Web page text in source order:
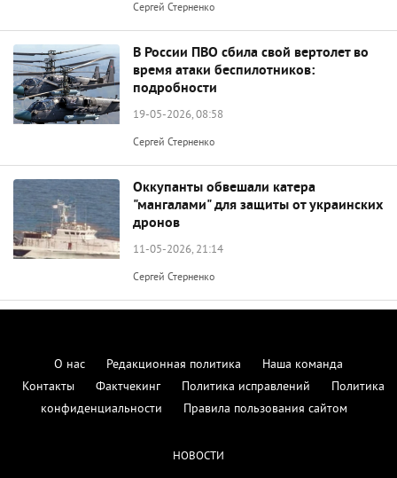
Сергей Стерненко
В России ПВО сбила свой вертолет во
время атаки беспилотников:
подробности
19-05-2026, 08:58
Сергей Стерненко
Оккупанты обвешали катера
"мангалами" для защиты от украинских
дронов
11-05-2026, 21:14
Сергей Стерненко
О нас Редакционная политика
Наша команда
Контакты
Фактчекинг Политика исправлений
Политика
конфиденциальности
Правила пользования сайтом
НОВОСТИ